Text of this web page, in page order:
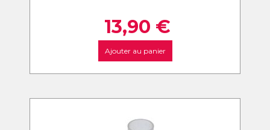
13,90 €
Ajouter au panier